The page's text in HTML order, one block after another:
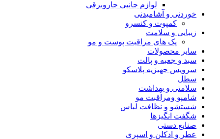
لوازم جانبی جاروبرقی
خوردنی و آشامیدنی
کمپوت و کنسرو
زیبایی و سلامت
پک های مراقبت پوست و مو
سایر محصولات
سبد و جعبه و پالت
سرویس جهیزیه پلاسکو
سطل
سلامتی و بهداشت
شامپو ومراقبت مو
شستشو و نظافت لباس
شگفت انگیزها
صنایع دستی
عطر و ادکلن و اسپری